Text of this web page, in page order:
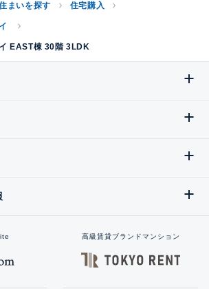
まいを探す 住宅購入
EAST棟 30階 3LDK
高級賃貸ブランドマンション